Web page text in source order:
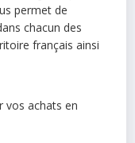
permet de
chacun des
français ainsi
vos achats en